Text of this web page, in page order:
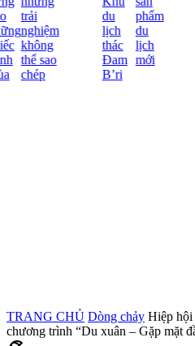
trải
nghiệm
không
thể sao
chép
du
lịch
thác
Đam
B’ri
phẩm
du
lịch
mới
TRANG CHỦ Dòng chảy Hiệp
chương trình “Du xuân – Gặp mặt